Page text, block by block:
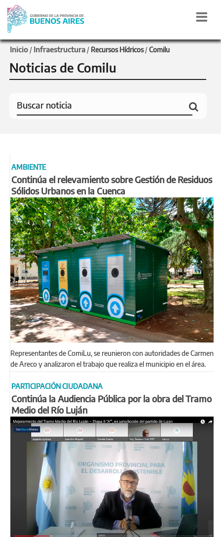
Inicio / Infraestructura / Recursos Hídricos/Comilu
Noticias de Comilu
AMBIENTE
Continúa el relevamiento sobre Gestión de Residuos
Sólidos Urbanos en la Cuenca
Representantes de ComiLu, se reunieron con autoridades de Carmen
de Areco y analizaron el trabajo que realiza el municipio en el área.
PARTICIPACIÓN CIUDADANA
Continúa la Audiencia Pública por la obra del Tramo
Medio del Río Luján